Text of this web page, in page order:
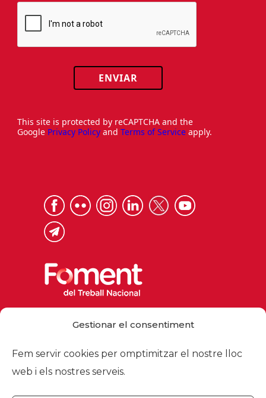
Gestionar el consentiment
Fem servir cookies per omptimitzar el nostre lloc
web i els nostres serveis.
ENVIAR
This site is protected by reCAPTCHA and the
Google Privacy Policy and Terms of Service apply.
foment@foment.com